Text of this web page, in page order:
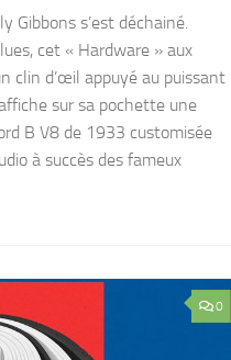
Gibbons s’est déchainé.
cet « Hardware » aux
clin d’œil appuyé au puissant
sur sa pochette une
B V8 de 1933 customisée
à succès des fameux
0